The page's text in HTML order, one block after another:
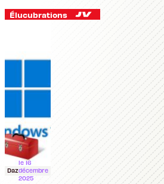
Élucubrations
Daz
le 16
décembre
2025